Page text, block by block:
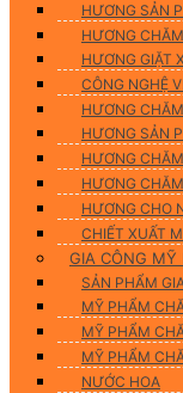
HƯƠNG SẢN
HƯƠNG
HƯƠNG GIẶT
CÔNG NGHỆ
HƯƠNG
HƯƠNG SẢN
HƯƠNG
HƯƠNG
HƯƠNG CHO
CHIẾT XUẤT
GIA CÔNG MỸ
SẢN PHẨM
MỸ PHẨM
MỸ PHẨM
MỸ PHẨM
NƯỚC HOA